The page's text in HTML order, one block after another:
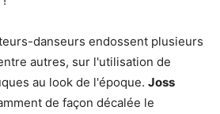
danseurs endossent plusieurs
autres, sur l'utilisation de
au look de l'époque. Joss
de façon décalée le